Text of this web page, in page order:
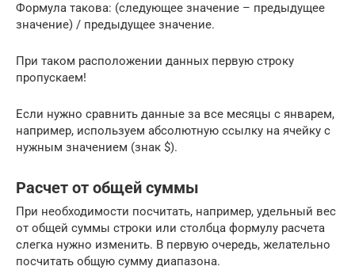
Формула такова: (следующее значение – предыдущее
значение) / предыдущее значение.
При таком расположении данных первую строку
пропускаем!
Если нужно сравнить данные за все месяцы с январем,
например, используем абсолютную ссылку на ячейку с
нужным значением (знак $).
Расчет от общей суммы
При необходимости посчитать, например, удельный вес
от общей суммы строки или столбца формулу расчета
слегка нужно изменить. В первую очередь, желательно
посчитать общую сумму диапазона.